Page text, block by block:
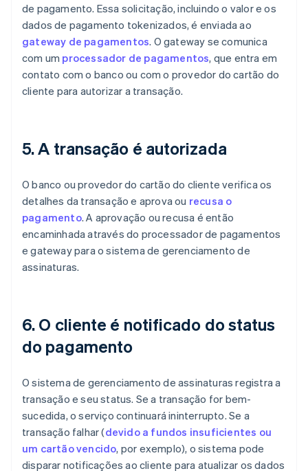
de pagamento. Essa solicitação, incluindo o valor e os
dados de pagamento tokenizados, é enviada ao
gateway de pagamentos. O gateway se comunica
com um processador de pagamentos, que entra em
contato com o banco ou com o provedor do cartão do
cliente para autorizar a transação.
5. A transação é autorizada
O banco ou provedor do cartão do cliente verifica os
detalhes da transação e aprova ou recusa o
pagamento. A aprovação ou recusa é então
encaminhada através do processador de pagamentos
e gateway para o sistema de gerenciamento de
assinaturas.
6. O cliente é notificado do status
do pagamento
O sistema de gerenciamento de assinaturas registra a
transação e seu status. Se a transação for bem-
sucedida, o serviço continuará ininterrupto. Se a
transação falhar (devido a fundos insuficientes ou
um cartão vencido, por exemplo), o sistema pode
disparar notificações ao cliente para atualizar os dados